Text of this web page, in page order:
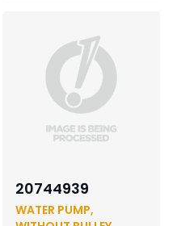
20744939
WATER PUMP,